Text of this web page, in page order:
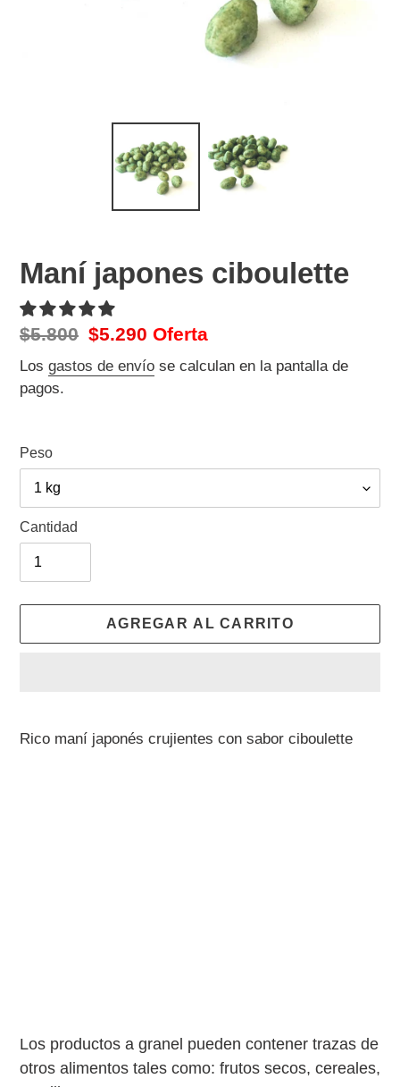
Maní japones ciboulette
Precio
habitual
$5.800 Precio
de
$5.290 Oferta
Los gastos de envío se calculan en la pantalla de
pagos.
Peso
Cantidad
AGREGAR AL CARRITO
el
Rico maní japonés crujientes con sabor ciboulette
Los productos a granel pueden contener trazas de
otros alimentos tales como: frutos secos, cereales,